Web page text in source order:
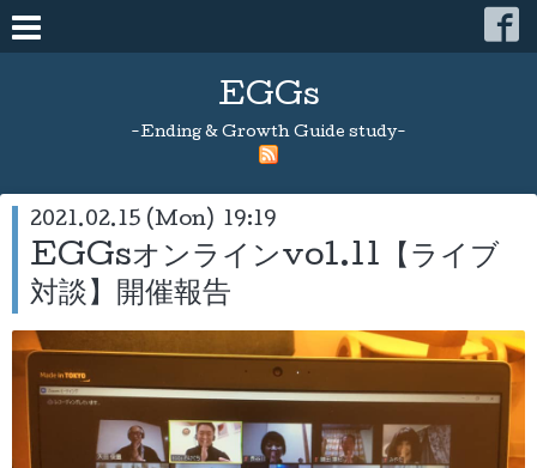
EGGs
-Ending & Growth Guide study-
2021.02.15 (Mon) 19:19
EGGsオンラインvol.11【ライブ
対談】開催報告